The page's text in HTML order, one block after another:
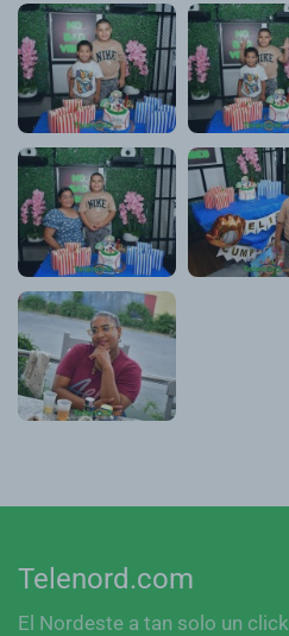
Telenord.com
El Nordeste a tan solo un click